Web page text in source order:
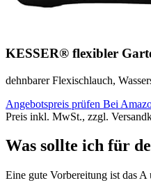
KESSER® flexibler
dehnbarer Flexischlauch,
Angebotspreis prüfen Bei
Preis inkl. MwSt., zzgl.
Was sollte ich für
Eine gute Vorbereitung ist das